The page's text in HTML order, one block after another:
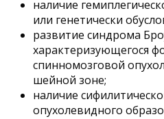
наличие
или генетически
развитие синдрома
характеризующегося
спинномозговой
шейной зоне;
наличие
опухолевидного